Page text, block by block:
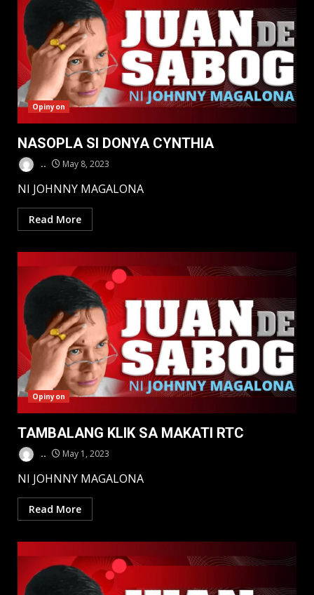
Opinyon
NASOPLA SI DONYA CYNTHIA
.. May 8, 2023
NI JOHNNY MAGALONA
Read More
Opinyon
TAMBALANG KLIK SA MAKATI RTC
.. May 1, 2023
NI JOHNNY MAGALONA
Read More